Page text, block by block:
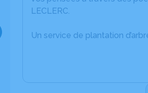
LECLERC.
Un service de plantation